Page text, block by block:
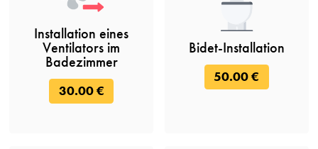
Installation eines
Ventilators im
Badezimmer
30.00 €
Bidet-Installation
50.00 €